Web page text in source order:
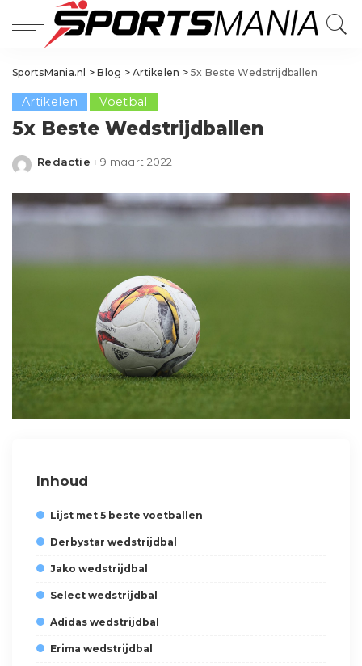
SportsMania.nl >Blog >Artikelen >5x Beste Wedstrijdballen
Artikelen Voetbal
5x Beste Wedstrijdballen
Posted
Redactie 9 maart 2022
Inhoud
Lijst met 5 beste voetballen
Derbystar wedstrijdbal
Jako wedstrijdbal
Select wedstrijdbal
Adidas wedstrijdbal
Erima wedstrijdbal